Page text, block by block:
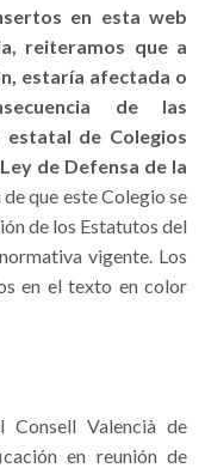
en esta web
reiteramos que a
estaría afectada o
de las
estatal de Colegios
de Defensa de la
que este Colegio se
de los Estatutos del
vigente. Los
en el texto en color
Valencià de
en reunión de